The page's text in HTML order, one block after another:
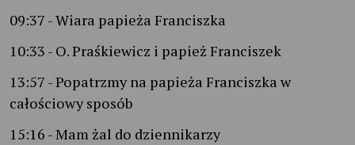
09:37 - Wiara papieża Franciszka
10:33 - O. Praśkiewicz i papież Franciszek
13:57 - Popatrzmy na papieża Franciszka w
całościowy sposób
15:16 - Mam żal do dziennikarzy